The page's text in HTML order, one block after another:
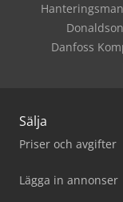
Danfoss
Sälja
Priser och avgifter
Lägga in annonser